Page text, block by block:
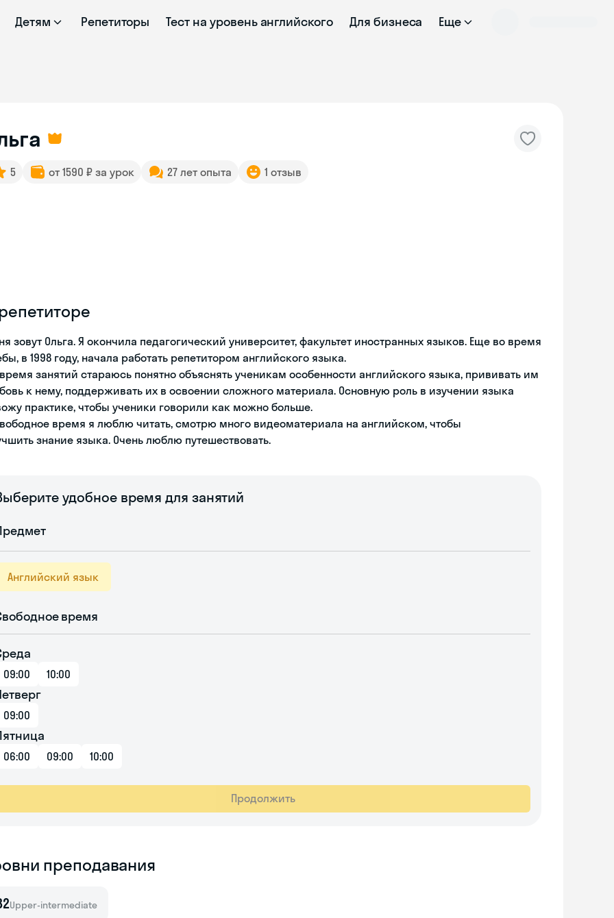
Детям Репетиторы Тест на уровень английского Для бизнеса Еще
5 от 1590 ₽ за урок 27 лет опыта 1 отзыв
зовут Ольга. Я окончила педагогический университет, факультет иностранных языков. Еще во время
в 1998 году, начала работать репетитором английского языка.
занятий стараюсь понятно объяснять ученикам особенности английского языка, прививать им
к нему, поддерживать их в освоении сложного материала. Основную роль в изучении языка
практике, чтобы ученики говорили как можно больше.
время я люблю читать, смотрю много видеоматериала на английском, чтобы
знание языка. Очень люблю путешествовать.
удобное время для занятий
Английский язык
время
09:00 10:00
09:00
06:00 09:00 10:00
Продолжить
преподавания
Upper-intermediate